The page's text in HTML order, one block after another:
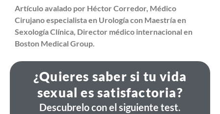
Artículo avalado por Héctor Corredor, Médico
Cirujano especialista en Urología con Maestría en
Sexología Clínica, Director médico internacional en
Boston Medical Group.
¿Quieres saber si tu vida
sexual es satisfactoria?
Descubrelo con el siguiente test.